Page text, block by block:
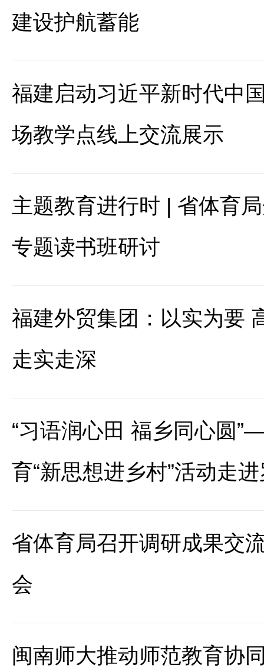
建设护航蓄能
福建启动习近平新时代中
场教学点线上交流展示
主题教育进行时 | 省体育
专题读书班研讨
福建外贸集团：以实为要
走实走深
“习语润心田 福乡同心圆
育“新思想进乡村”活动走
省体育局召开调研成果交
会
闽南师大推动师范教育协